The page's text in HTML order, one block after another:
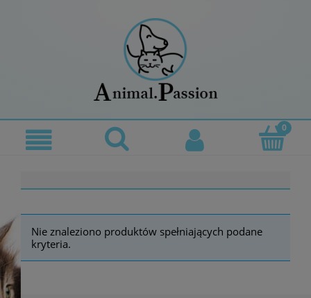
Nie znaleziono produktów spełniających podane
kryteria.